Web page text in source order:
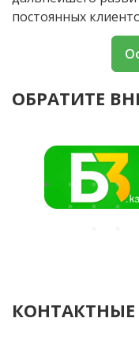
постоянных
ОБРАТИТЕ